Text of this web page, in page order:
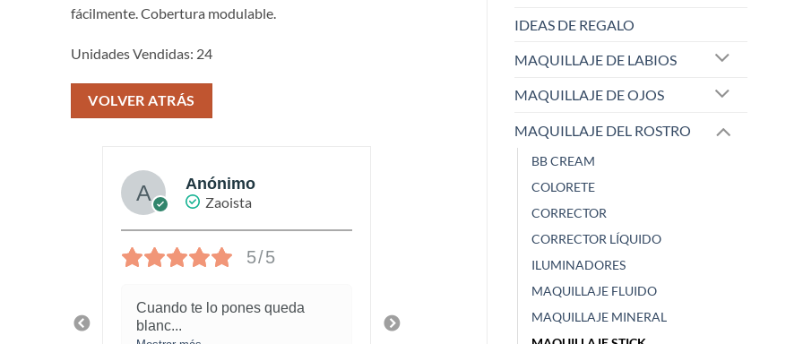
IDEAS DE REGALO
MAQUILLAJE DE LABIOS
MAQUILLAJE DE OJOS
MAQUILLAJE DEL ROSTRO
BB CREAM
COLORETE
CORRECTOR
CORRECTOR LÍQUIDO
ILUMINADORES
MAQUILLAJE FLUIDO
MAQUILLAJE MINERAL
fácilmente. Cobertura modulable.
Unidades Vendidas: 24
VOLVER ATRÁS
Anónimo
Zaoista
5/5
Cuando te lo pones queda
blanc...
ELISABETH L.
5/5